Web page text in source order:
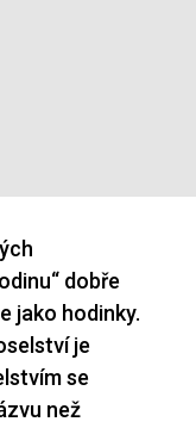
dobře
jako hodinky.
je
se
než